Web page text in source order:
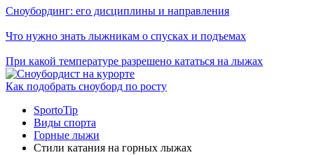
Сноубординг: его дисциплины и направления
Что нужно знать лыжникам о спусках и подъемах
При какой температуре разрешено кататься на лыжах
Как подобрать сноуборд по росту
SportoTip
Виды спорта
Горные лыжи
Стили катания на горных лыжах